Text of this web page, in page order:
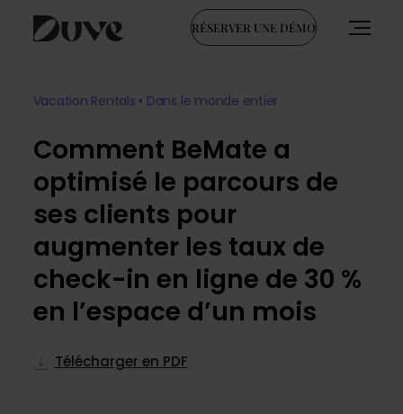
content
RÉSERVER UNE DÉMO
Vacation Rentals • Dans le monde entier
Comment BeMate a
optimisé le parcours de
ses clients pour
augmenter les taux de
check-in en ligne de 30 %
en l’espace d’un mois
Télécharger en PDF